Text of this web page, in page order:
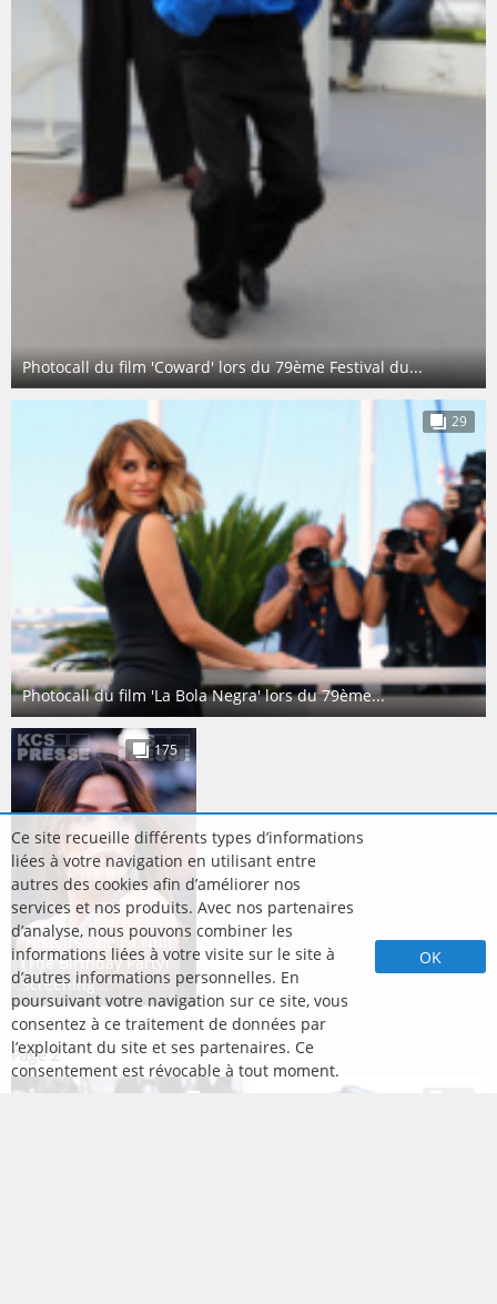
Ce site recueille différents types d’informations
liées à votre navigation en utilisant entre
autres des cookies afin d’améliorer nos
services et nos produits. Avec nos partenaires
d’analyse, nous pouvons combiner les
informations liées à votre visite sur le site à
d’autres informations personnelles. En
poursuivant votre navigation sur ce site, vous
consentez à ce traitement de données par
l’exploitant du site et ses partenaires. Ce
consentement est révocable à tout moment.
OK
Photocall du film 'Coward' lors du 79ème Festival du...
Photocall du film 'La Bola Negra' lors du 79ème...
29
'Histoires De La Nuit'
(The Birthday Party)
screening...
175
Page2